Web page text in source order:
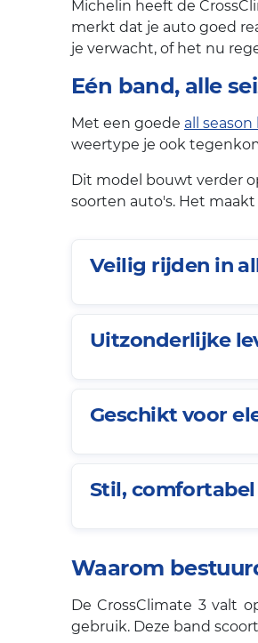
Michelin heeft de
merkt dat je auto goed
je verwacht, of het nu
Eén band, alle
Met een goede all season
weertype je ook
Dit model bouwt verder
soorten auto's. Het
Veilig rijden in
Uitzonderlijke
Geschikt voor
Stil,
Waarom
De CrossClimate 3 valt
gebruik. Deze band